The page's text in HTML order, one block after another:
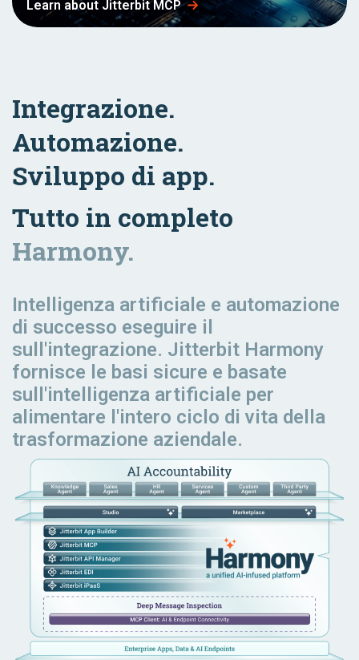
Learn about Jitterbit MCP
Integrazione.
Automazione.
Sviluppo di app.
Tutto in completo
Harmony.
Intelligenza artificiale e automazione
di successo eseguire il
sull'integrazione. Jitterbit Harmony
fornisce le basi sicure e basate
sull'intelligenza artificiale per
alimentare l'intero ciclo di vita della
trasformazione aziendale.